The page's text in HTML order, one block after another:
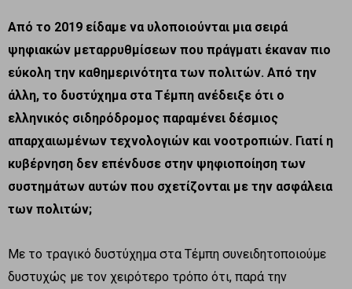
Από το 2019 είδαμε να υλοποιούνται μια σειρά
ψηφιακών μεταρρυθμίσεων που πράγματι έκαναν πιο
εύκολη την καθημερινότητα των πολιτών. Από την
άλλη, το δυστύχημα στα Τέμπη ανέδειξε ότι ο
ελληνικός σιδηρόδρομος παραμένει δέσμιος
απαρχαιωμένων τεχνολογιών και νοοτροπιών. Γιατί η
κυβέρνηση δεν επένδυσε στην ψηφιοποίηση των
συστημάτων αυτών που σχετίζονται με την ασφάλεια
των πολιτών;
Με το τραγικό δυστύχημα στα Τέμπη συνειδητοποιούμε
δυστυχώς με τον χειρότερο τρόπο ότι, παρά την